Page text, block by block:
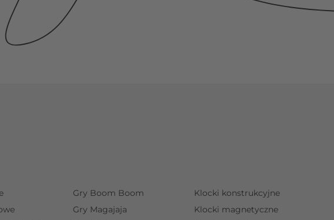
Gry Boom Boom
Gry Magajaja
Klocki konstrukcyjne
Klocki magnetyczne